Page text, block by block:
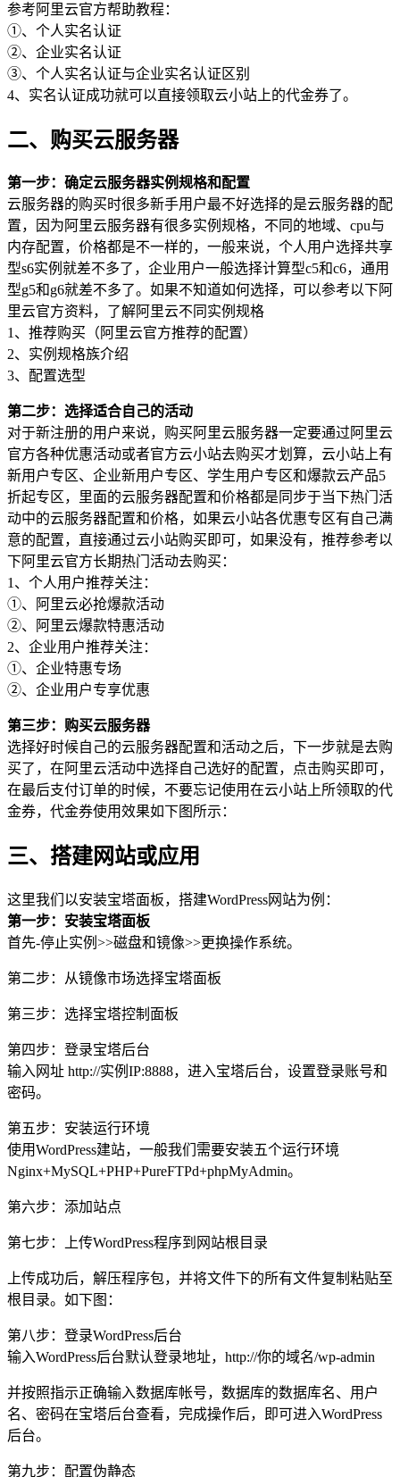
参考阿里云官方帮助教程：
①、个人实名认证
②、企业实名认证
③、个人实名认证与企业实名认证区别
4、实名认证成功就可以直接领取云小站上的代金券了。
二、购买云服务器
第一步：确定云服务器实例规格和配置
云服务器的购买时很多新手用户最不好选择的是云服务器的配
置，因为阿里云服务器有很多实例规格，不同的地域、cpu与
内存配置，价格都是不一样的，一般来说，个人用户选择共享
型s6实例就差不多了，企业用户一般选择计算型c5和c6，通用
型g5和g6就差不多了。如果不知道如何选择，可以参考以下阿
里云官方资料，了解阿里云不同实例规格
1、推荐购买（阿里云官方推荐的配置）
2、实例规格族介绍
3、配置选型
第二步：选择适合自己的活动
对于新注册的用户来说，购买阿里云服务器一定要通过阿里云
官方各种优惠活动或者官方云小站去购买才划算，云小站上有
新用户专区、企业新用户专区、学生用户专区和爆款云产品5
折起专区，里面的云服务器配置和价格都是同步于当下热门活
动中的云服务器配置和价格，如果云小站各优惠专区有自己满
意的配置，直接通过云小站购买即可，如果没有，推荐参考以
下阿里云官方长期热门活动去购买：
1、个人用户推荐关注：
①、阿里云必抢爆款活动
②、阿里云爆款特惠活动
2、企业用户推荐关注：
①、企业特惠专场
②、企业用户专享优惠
第三步：购买云服务器
选择好时候自己的云服务器配置和活动之后，下一步就是去购
买了，在阿里云活动中选择自己选好的配置，点击购买即可，
在最后支付订单的时候，不要忘记使用在云小站上所领取的代
金券，代金券使用效果如下图所示：
三、搭建网站或应用
这里我们以安装宝塔面板，搭建WordPress网站为例：
第一步：安装宝塔面板
首先-停止实例>>磁盘和镜像>>更换操作系统。
第二步：从镜像市场选择宝塔面板
第三步：选择宝塔控制面板
第四步：登录宝塔后台
输入网址 http://实例IP:8888，进入宝塔后台，设置登录账号和
密码。
第五步：安装运行环境
使用WordPress建站，一般我们需要安装五个运行环境
Nginx+MySQL+PHP+PureFTPd+phpMyAdmin。
第六步：添加站点
第七步：上传WordPress程序到网站根目录
上传成功后，解压程序包，并将文件下的所有文件复制粘贴至
根目录。如下图：
第八步：登录WordPress后台
输入WordPress后台默认登录地址，http://你的域名/wp-admin
并按照指示正确输入数据库帐号，数据库的数据库名、用户
名、密码在宝塔后台查看，完成操作后，即可进入WordPress
后台。
第九步：配置伪静态